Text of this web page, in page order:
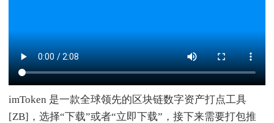
imToken 是一款全球领先的区块链数字资产打点工具
[ZB]，选择“下载”或者“立即下载”，接下来需要打包推